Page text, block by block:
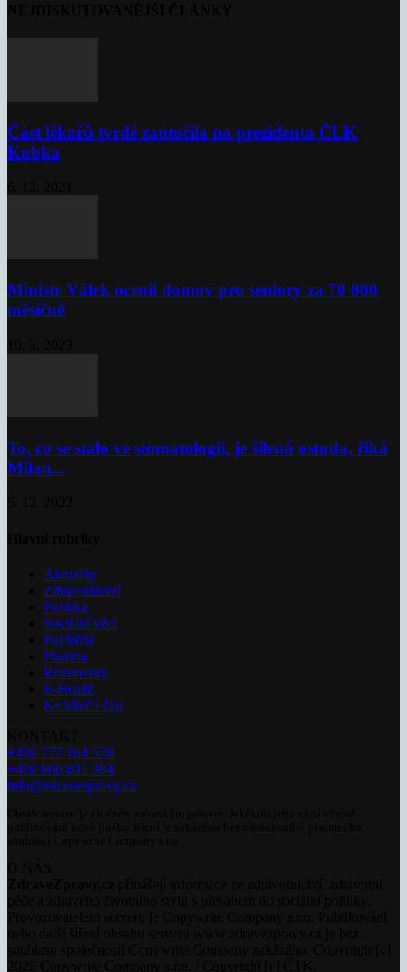
Část lékařů tvrdě zaútočila na prezidenta ČLK
Kubka
Ministr Válek ocenil domov pro seniory za 70 000
měsíčně
To, co se stalo ve stomatologii, je šílená ostuda, říká
Milan...
Aktuality
Zdravotnictví
Politika
Sociální věci
Pojištění
Pharma
Rozhovory
E-Health
Ke kávě i čaji
+420 777 264 528
+420 606 831 394
info@zdravezpravy.cz